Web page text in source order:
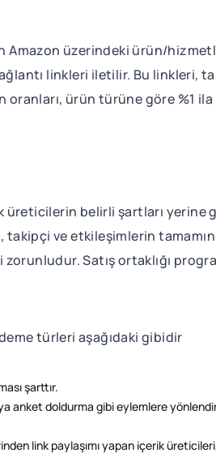
Amazon üzerindeki ürün/
linkleri iletilir. Bu linkleri,
oranları, ürün türüne göre %1 ila
üreticilerin belirli şartları yerine
takipçi ve etkileşimlerin
Satış ortaklığı
türleri aşağıdaki gibidir
şarttır.
anket doldurma gibi eylemlere
link paylaşımı yapan içerik